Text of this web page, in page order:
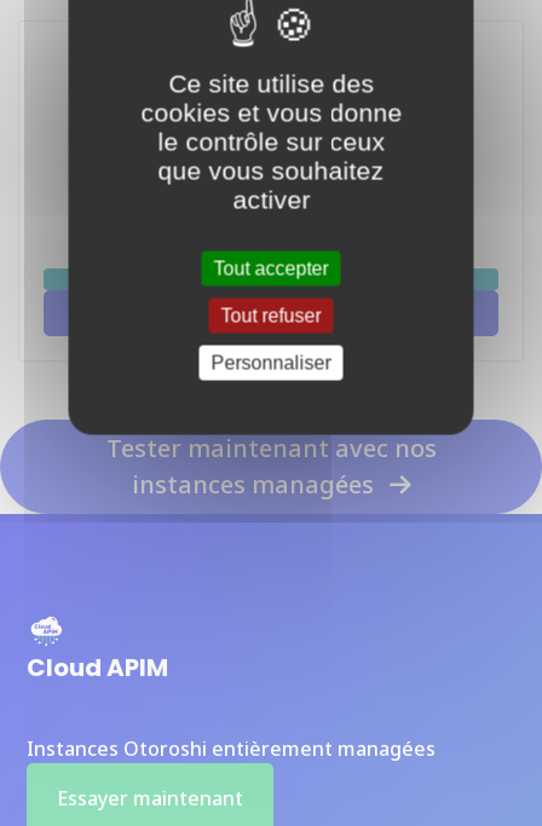
chat
Integrate Grok 3 Mini Fast with Grok
Tester maintenant avec nos
instances managées
Cloud APIM
Instances Otoroshi entièrement managées
Essayer maintenant
Ce site utilise des
cookies et vous donne
le contrôle sur ceux
que vous souhaitez
activer
Tout accepter
Tout refuser
Personnaliser